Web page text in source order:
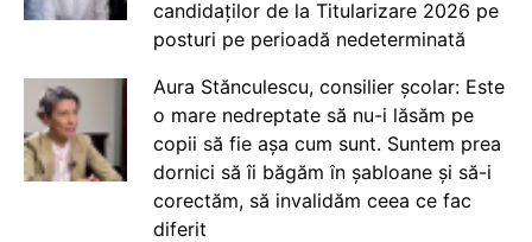
candidaților de la Titularizare 2026 pe
posturi pe perioadă nedeterminată
Aura Stănculescu, consilier școlar: Este
o mare nedreptate să nu-i lăsăm pe
copii să fie așa cum sunt. Suntem prea
dornici să îi băgăm în șabloane și să-i
corectăm, să invalidăm ceea ce fac
diferit